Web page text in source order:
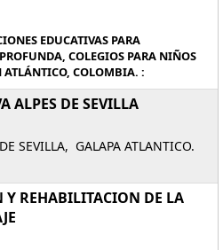
EDUCATIVAS PARA
COLEGIOS PARA NIÑOS
ATLÁNTICO, COLOMBIA. :
ALPES DE SEVILLA
SEVILLA, GALAPA ATLANTICO.
Y REHABILITACION DE LA